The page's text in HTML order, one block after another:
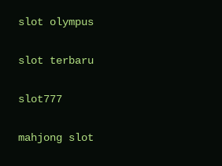
slot olympus
slot terbaru
slot777
mahjong slot